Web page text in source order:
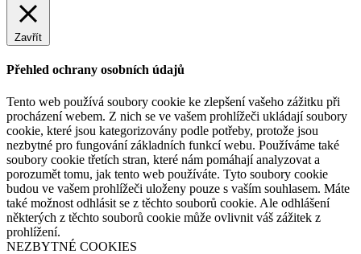
Zavřít
Přehled ochrany osobních údajů
Tento web používá soubory cookie ke zlepšení vašeho zážitku při
procházení webem. Z nich se ve vašem prohlížeči ukládají soubory
cookie, které jsou kategorizovány podle potřeby, protože jsou
nezbytné pro fungování základních funkcí webu. Používáme také
soubory cookie třetích stran, které nám pomáhají analyzovat a
porozumět tomu, jak tento web používáte. Tyto soubory cookie
budou ve vašem prohlížeči uloženy pouze s vaším souhlasem. Máte
také možnost odhlásit se z těchto souborů cookie. Ale odhlášení
některých z těchto souborů cookie může ovlivnit váš zážitek z
prohlížení.
NEZBYTNÉ COOKIES